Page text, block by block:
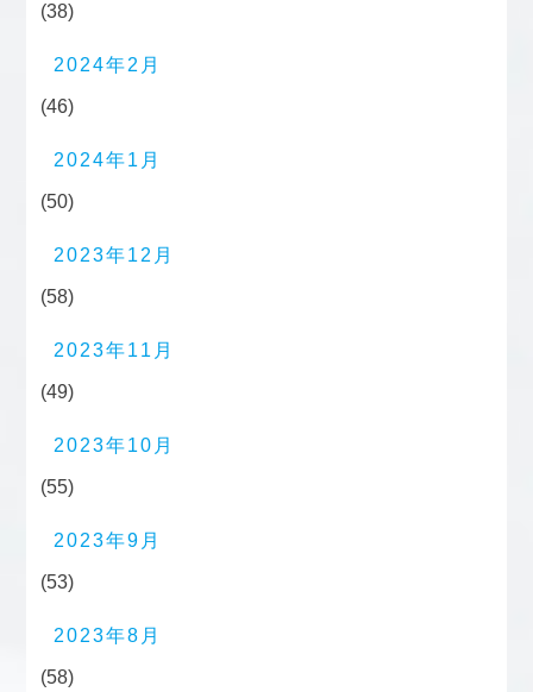
(38)
2024年2月
(46)
2024年1月
(50)
2023年12月
(58)
2023年11月
(49)
2023年10月
(55)
2023年9月
(53)
2023年8月
(58)